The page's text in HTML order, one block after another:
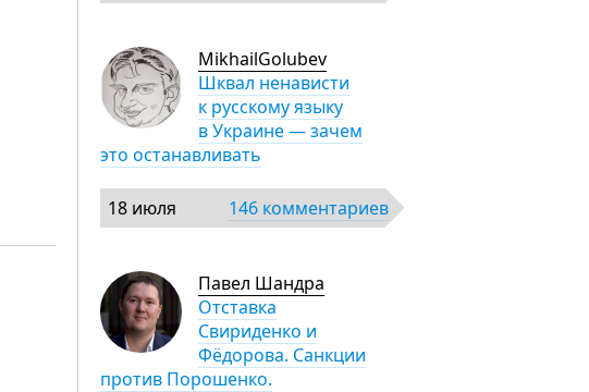
MikhailGolubev
Шквал ненависти
к русскому языку
в Украине — зачем
это останавливать
18 июля 146 комментариев
Павел Шандра
Отставка
Свириденко и
Фёдорова. Санкции
против Порошенко.